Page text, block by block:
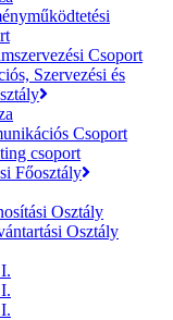
Csoport
Szervezési és
Csoport
csoport
Főosztály
Osztály
Osztály